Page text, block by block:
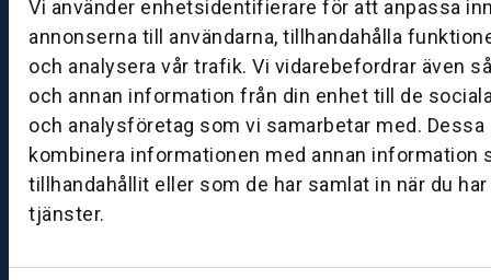
Vi använder enhetsidentifierare för att anpassa
annonserna till användarna, tillhandahålla
och analysera vår trafik. Vi vidarebefordrar även
och annan information från din enhet till de
och analysföretag som vi samarbetar med. Dessa
kombinera informationen med annan information
tillhandahållit eller som de har samlat in när du
tjänster.
0
8:
0
0
–
1
7:
0
0